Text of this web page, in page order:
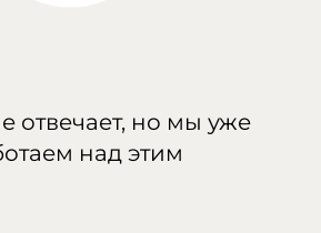
отвечает, но мы уже
над этим